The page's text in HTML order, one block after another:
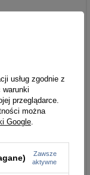
usług zgodnie z
przeglądarce.
można
Google.
Zawsze
aktywne